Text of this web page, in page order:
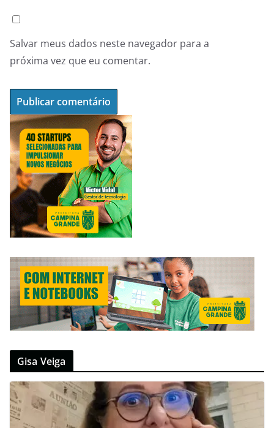
Salvar meus dados neste navegador para a
próxima vez que eu comentar.
Gisa Veiga